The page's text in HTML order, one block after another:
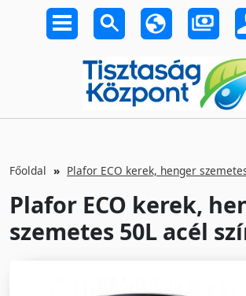
Főoldal Plafor ECO kerek, henger
Plafor ECO kerek,
szemetes 50L acél